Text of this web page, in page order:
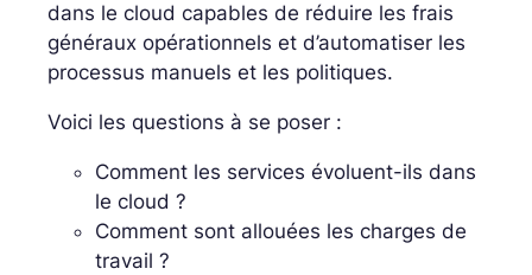
dans le cloud capables de réduire les frais
généraux opérationnels et d’automatiser les
processus manuels et les politiques.
Voici les questions à se poser :
Comment les services évoluent-ils dans
le cloud ?
Comment sont allouées les charges de
travail ?